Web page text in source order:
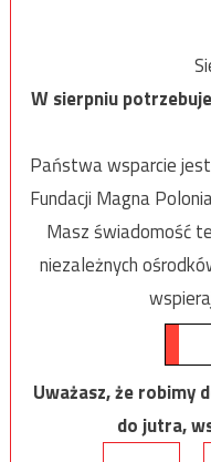
W sierpniu
Państwa wsparcie
Fundacji Magna
Masz świadomość
niezależnych
Uważasz, że robimy
do jutra,